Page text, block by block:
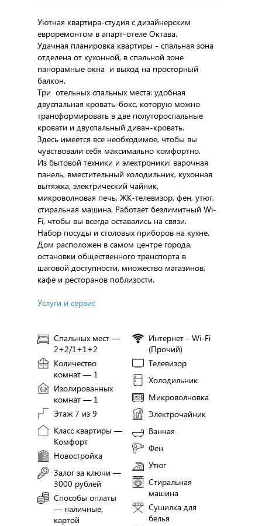
Уютная квартира-студия с дизайнерским
евроремонтом в апарт-отеле Октава.
Удачная планировка квартиры - спальная зона
отделена от кухонной, в спальной зоне
панорамные окна и выход на просторный
балкон.
Три отельных спальных места: удобная
двуспальная кровать-бокс, которую можно
трансформировать в две полутороспальные
кровати и двуспальный диван-кровать.
Здесь имеется все необходимое, чтобы вы
чувствовали себя максимально комфортно.
Из бытовой техники и электроники: варочная
панель, вместительный холодильник, кухонная
вытяжка, электрический чайник,
микроволновая печь, ЖК-телевизор, фен, утюг,
стиральная машина. Работает безлимитный Wi-
Fi, чтобы вы всегда оставались на связи.
Набор посуды и столовых приборов на кухне.
Дом расположен в самом центре города,
остановки общественного транспорта в
шаговой доступности, множество магазинов,
кафе и ресторанов поблизости.
Услуги и сервис
Спальных мест —
2+2/1+1+2
Количество
комнат — 1
Изолированных
комнат — 1
Этаж 7 из 9
Класс квартиры —
Комфорт
Новостройка
Залог за ключи —
3000 рублей
Способы оплаты
— наличные,
картой
Интернет - Wi-Fi
(Прочий)
Телевизор
Холодильник
Микроволновка
Электрочайник
Ванная
Фен
Утюг
Стиральная
машина
Сушилка для
белья